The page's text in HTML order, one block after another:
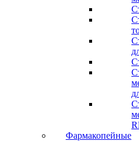
Фармакопейные